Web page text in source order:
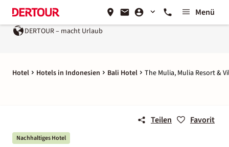
Menü
– macht Urlaub Ein Unternehmen der
Hotel Hotels in Indonesien Bali Hotel The Mulia, Mulia Resort &
Teilen Favorit
Nachhaltiges Hotel